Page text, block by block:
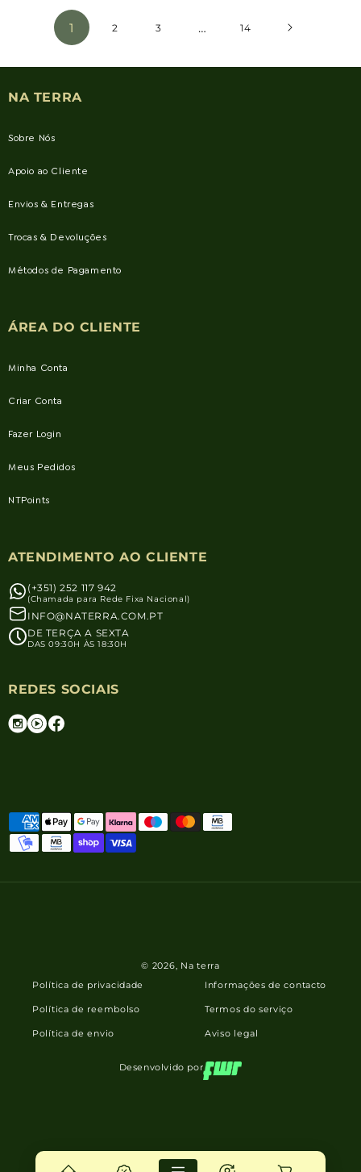
1 2 3 … 14
NA TERRA
Sobre Nós
Apoio ao Cliente
Envios & Entregas
Trocas & Devoluções
Métodos de Pagamento
ÁREA DO CLIENTE
Minha Conta
Criar Conta
Fazer Login
Meus Pedidos
NTPoints
ATENDIMENTO AO CLIENTE
(+351) 252 117 942
(Chamada para Rede Fixa Nacional)
INFO@NATERRA.COM.PT
DE TERÇA A SEXTA
DAS 09:30H ÀS 18:30H
REDES SOCIAIS
© 2026, Na terra
Política de privacidade
Informações de contacto
Política de reembolso Termos do serviço
Política de envio Aviso legal
Desenvolvido por